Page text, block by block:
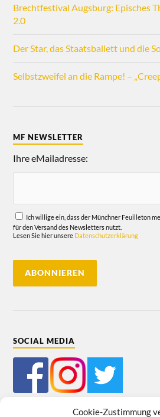
Cookie-Zustimmung
Brechtfestival Augsburg: Episches
2.0
Der Star, das Staatsballett und die
Selbstzweifel an die Rampe! –
MF NEWSLETTER
Ihre eMailadresse:
Ich willige ein, dass der Münchner Feuilleton
für den Versand des Newsletters nutzt.
Lesen Sie hier unsere Datenschutzerklärung
SOCIAL MEDIA